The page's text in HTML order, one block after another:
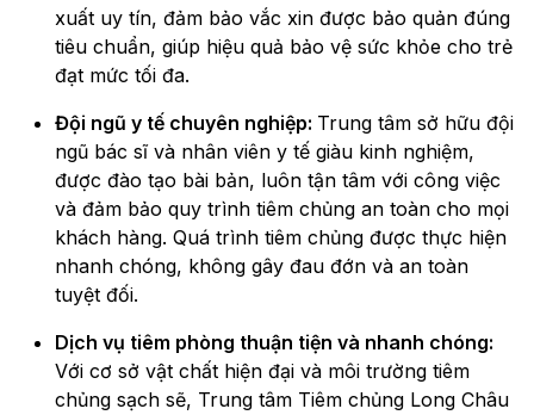
xuất uy tín, đảm bảo vắc xin được bảo quản đúng
tiêu chuẩn, giúp hiệu quả bảo vệ sức khỏe cho trẻ
đạt mức tối đa.
Đội ngũ y tế chuyên nghiệp: Trung tâm sở hữu đội
ngũ bác sĩ và nhân viên y tế giàu kinh nghiệm,
được đào tạo bài bản, luôn tận tâm với công việc
và đảm bảo quy trình tiêm chủng an toàn cho mọi
khách hàng. Quá trình tiêm chủng được thực hiện
nhanh chóng, không gây đau đớn và an toàn
tuyệt đối.
Dịch vụ tiêm phòng thuận tiện và nhanh chóng:
Với cơ sở vật chất hiện đại và môi trường tiêm
chủng sạch sẽ, Trung tâm Tiêm chủng Long Châu